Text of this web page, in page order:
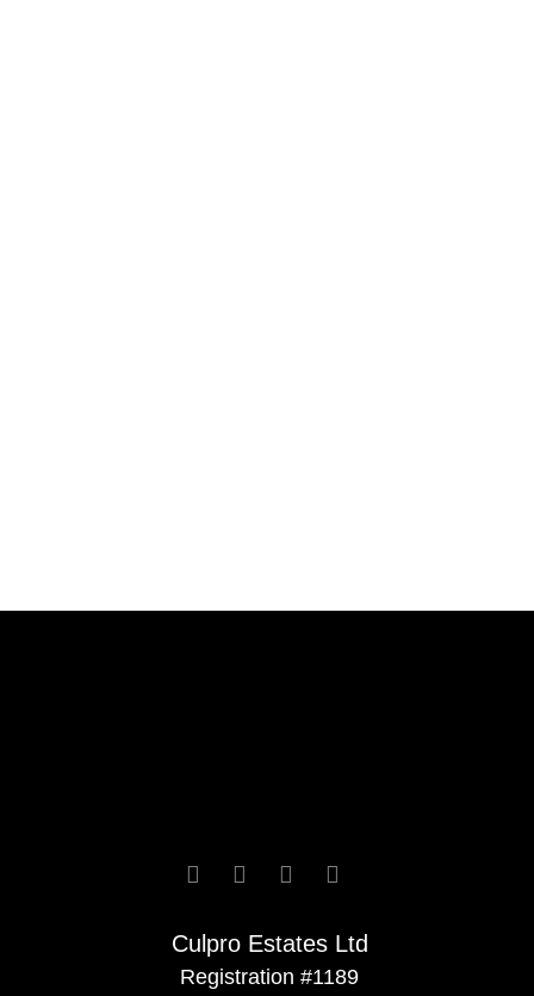
Culpro Estates Ltd
Registration #1189
   